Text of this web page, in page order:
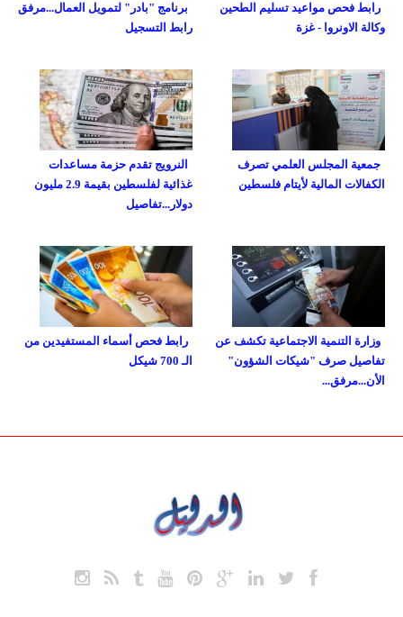
برنامج "بادر" لتمويل العمال...مرفق
رابط التسجيل
رابط فحص مواعيد تسليم الطحين
وكالة الاونروا - غزة
النرويج تقدم حزمة مساعدات
غذائية لفلسطين بقيمة 2.9 مليون
دولار...تفاصيل
جمعية المجلس العلمي تصرف
الكفالات المالية لأيتام فلسطين
رابط فحص أسماء المستفيدين من
الـ 700 شيكل
وزارة التنمية الاجتماعية تكشف عن
تفاصيل صرف "شيكات الشؤون"
الأن...مرفق...